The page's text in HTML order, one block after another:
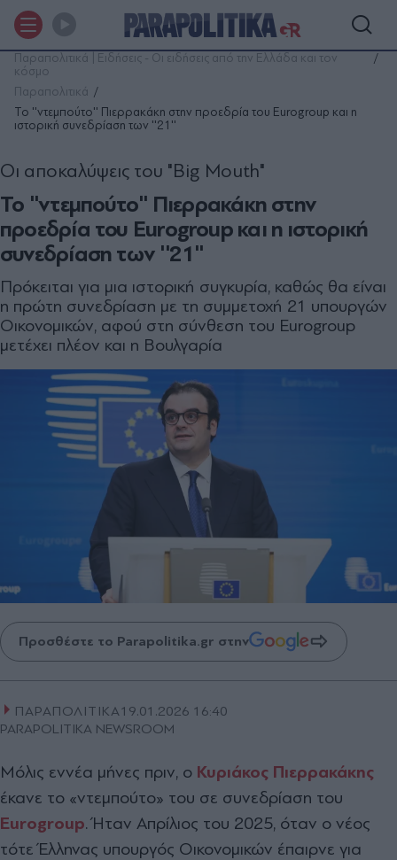
Παραπολιτικά | Ειδήσεις - Οι ειδήσεις από την Ελλάδα και τον
κόσμο
Παραπολιτικά
Το ''ντεμπούτο'' Πιερρακάκη στην προεδρία του Eurogroup και η
ιστορική συνεδρίαση των ''21''
Το ''ντεμπούτο'' Πιερρακάκη στην
προεδρία του Eurogroup και η ιστορική
συνεδρίαση των ''21''
Οι αποκαλύψεις του "Big Mouth"
Πρόκειται για μια ιστορική συγκυρία, καθώς θα είναι
η πρώτη συνεδρίαση με τη συμμετοχή 21 υπουργών
Οικονομικών, αφού στη σύνθεση του Eurogroup
μετέχει πλέον και η Βουλγαρία
Προσθέστε το Parapolitika.gr στην
ΠΑΡΑΠΟΛΙΤΙΚΑ19.01.2026 16:40
PARAPOLITIKA NEWSROOM
Μόλις εννέα μήνες πριν, ο Κυριάκος Πιερρακάκης
έκανε το «ντεμπούτο» του σε συνεδρίαση του
Eurogroup. Ήταν Απρίλιος του 2025, όταν ο νέος
τότε Έλληνας υπουργός Οικονομικών έπαιρνε για